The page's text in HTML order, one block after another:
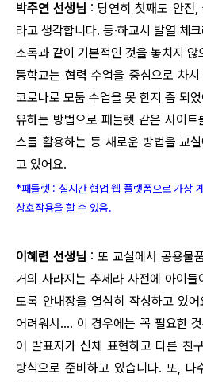
박주연 선생님 : 당연히 첫째도 안전,
라고 생각합니다. 등‧하교시 발열 체
소독과 같이 기본적인 것을 놓치지
등학교는 협력 수업을 중심으로 차
코로나로 모둠 수업을 못 한지 좀 되
유하는 방법으로 패들렛 같은 사이트
스를 활용하는 등 새로운 방법을 교
고 있어요.
*패들렛 : 실시간 협업 웹 플랫폼으로 가상
상호작용을 할 수 있음.
이혜련 선생님 : 또 교실에서 공용물
거의 사라지는 추세라 사전에 아이
도록 안내장을 열심히 작성하고 있
어려워서…. 이 경우에는 꼭 필요한
어 발표자가 신체 표현하고 다른 친
방식으로 준비하고 있습니다. 또,